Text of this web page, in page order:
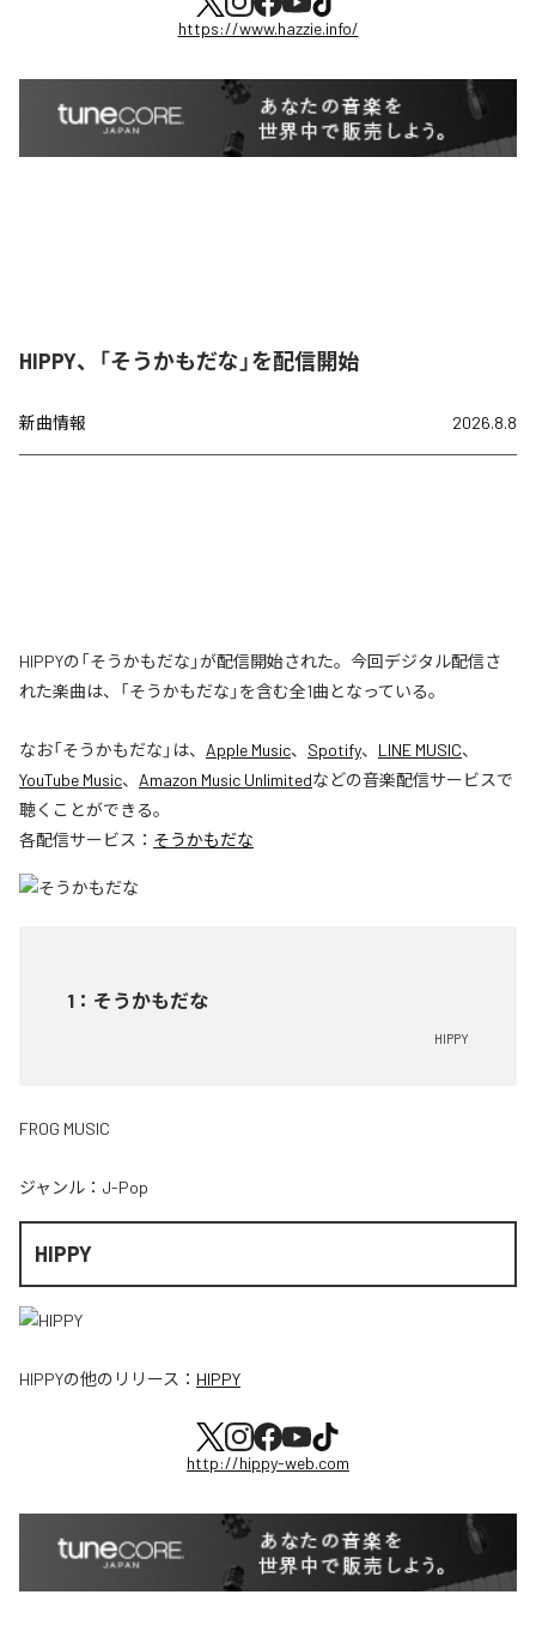
https://www.hazzie.info/
HIPPY、「そうかもだな」を配信開始
新曲情報 2026.8.8
HIPPYの「そうかもだな」が配信開始された。今回デジタル配信さ
れた楽曲は、「そうかもだな」を含む全1曲となっている。
なお「そうかもだな 」は、 Apple Music、 Spotify、 LINE MUSIC、
YouTube Music、 Amazon Music Unlimitedなどの音楽配信サービスで
聴くことができる。
各配信サービス： そうかもだな
1 ： そうかもだな
HIPPY
FROG MUSIC
ジャンル： J-Pop
HIPPY
HIPPYの他のリリース： HIPPY
http://hippy-web.com